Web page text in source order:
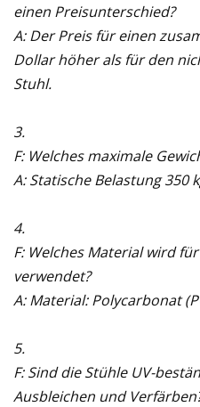
einen Preisunterschied?
A: Der Preis für einen
Dollar höher als für den
Stuhl.
3.
F: Welches maximale
A: Statische Belastung 350
4.
F: Welches Material wird
verwendet?
A: Material: Polycarbonat
5.
F: Sind die Stühle UV-
Ausbleichen und